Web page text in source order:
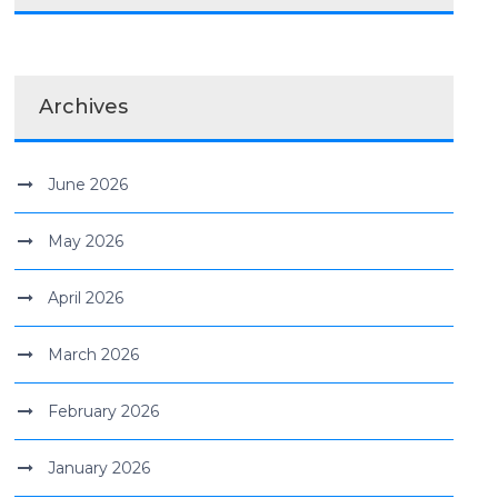
Archives
June 2026
May 2026
April 2026
March 2026
February 2026
January 2026